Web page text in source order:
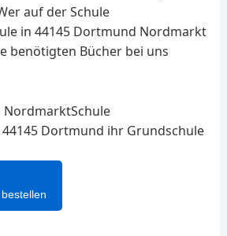
auf der Schule
in 44145 Dortmund Nordmarkt
benötigten Bücher bei uns
Dortmund ihr Grundschule